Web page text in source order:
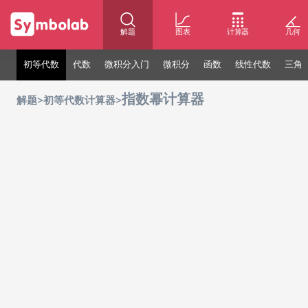
解题 图表 计算器 几何
初等代数 代数 微积分入门 微积分 函数 线性代数 三角
解题>初等代数计算器>指数幂计算器